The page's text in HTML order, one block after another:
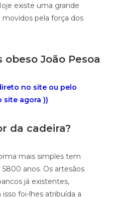
existe uma grande
pela força dos
obeso João Pesoa
no site ou pelo
site agora ))
da cadeira?
mais simples tem
anos. Os artesãos
já existentes,
foi-lhes atribuída a